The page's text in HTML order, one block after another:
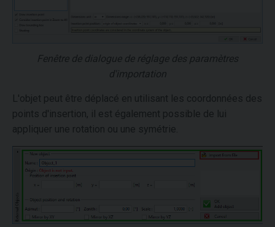
Fenêtre de dialogue de réglage des paramètres
d'importation
L'objet peut être déplacé en utilisant les coordonnées des
points d'insertion, il est également possible de lui
appliquer une rotation ou une symétrie.